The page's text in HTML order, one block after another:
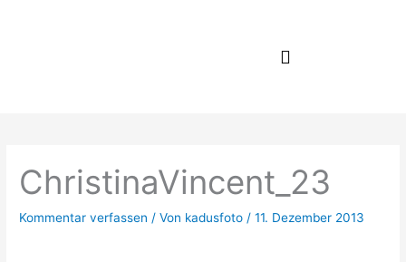
ChristinaVincent_23
Kommentar verfassen / Von kadusfoto /11. Dezember 2013